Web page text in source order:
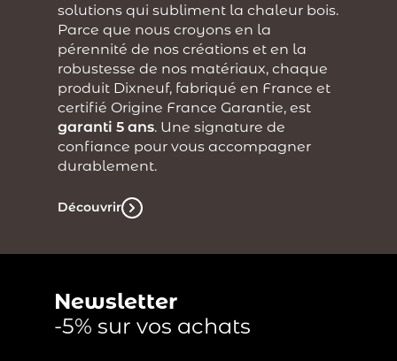
solutions qui subliment la chaleur bois.
Parce que nous croyons en la
pérennité de nos créations et en la
robustesse de nos matériaux, chaque
produit Dixneuf, fabriqué en France et
certifié Origine France Garantie, est
garanti 5 ans. Une signature de
confiance pour vous accompagner
durablement.
Découvrir
Newsletter
-5% sur vos achats